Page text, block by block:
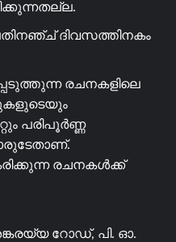
ദിവസത്തിനകം
രചനകളിലെ
പരിപൂർണ്ണ
രചനകൾക്ക്
റോഡ്, പി. ഓ.